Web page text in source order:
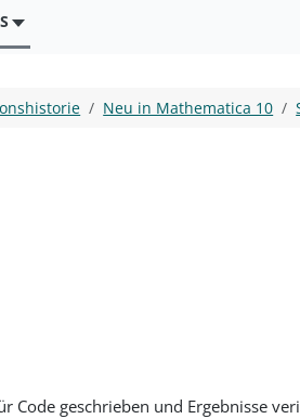
Neu in Mathematica 10
geschrieben und Ergebnisse